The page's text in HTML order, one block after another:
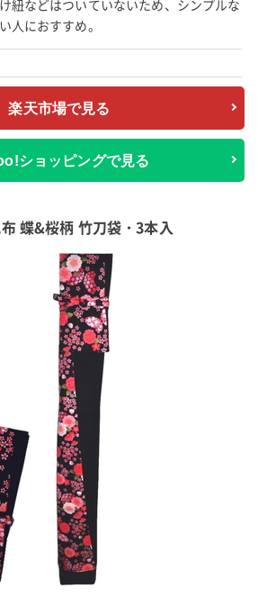
紐などはついていないため、シンプルな
人におすすめ。
楽天市場で見る
ショッピングで見る
蝶&桜柄 竹刀袋・3本入